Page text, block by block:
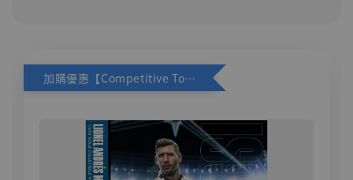
加購優惠【Competitive Toys 梅西 [CM001]】